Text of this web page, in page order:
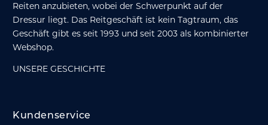
Reiten anzubieten, wobei der Schwerpunkt auf der
Dressur liegt. Das Reitgeschäft ist kein Tagtraum, das
Geschäft gibt es seit 1993 und seit 2003 als kombinierter
Webshop.
UNSERE GESCHICHTE
Kundenservice